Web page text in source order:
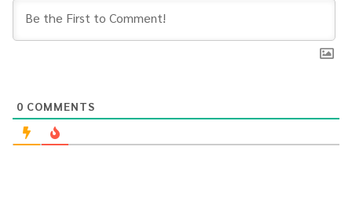
0 COMMENTS